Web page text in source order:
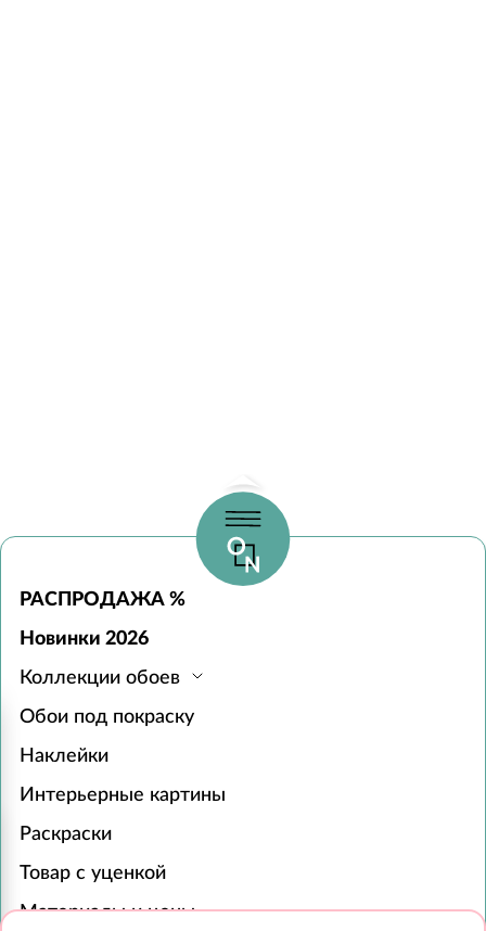
РАСПРОДАЖА %
Новинки 2026
Коллекции обоев
Обои под покраску
Наклейки
Интерьерные картины
Раскраски
Товар с уценкой
Материалы и цены